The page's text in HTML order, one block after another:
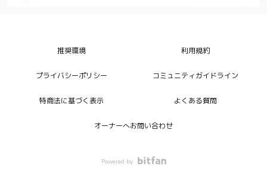
推奨環境 利用規約
プライバシーポリシー コミュニティガイドライン
特商法に基づく表示 よくある質問
オーナーへお問い合わせ
Powered by